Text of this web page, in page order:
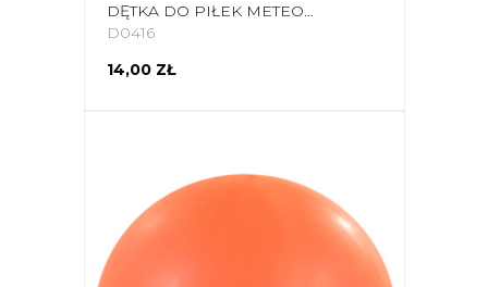
DĘTKA DO PIŁEK METEOR WENTYLOWANA Z KOŁNIERZEM 3 35 MM 50 G 16456
D0416
14,00 ZŁ